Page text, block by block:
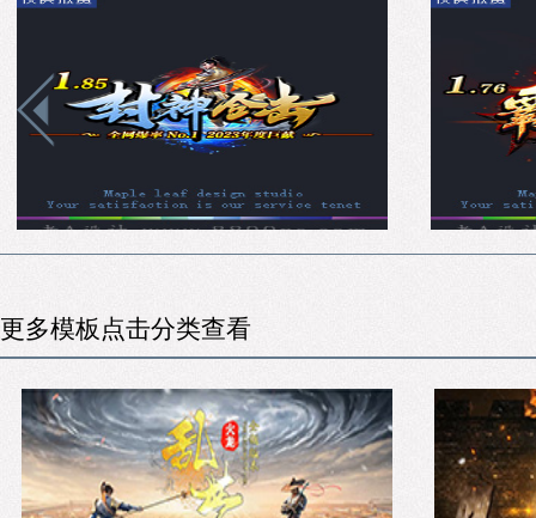
更多模板点击分类查看